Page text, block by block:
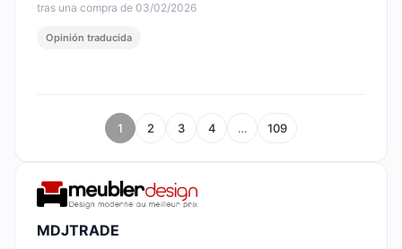
tras una compra de 03/02/2026
Opinión traducida
1 2 3 4 … 109
MDJTRADE